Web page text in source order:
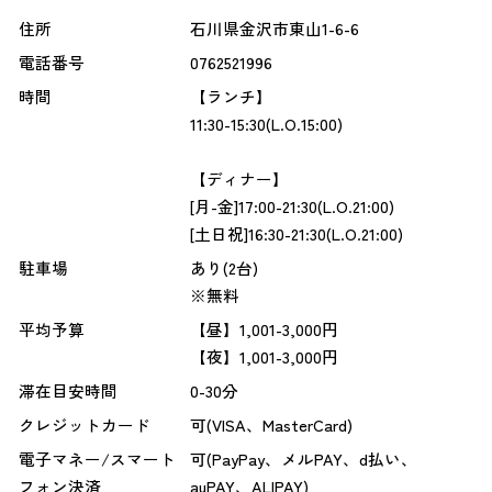
住所
石川県金沢市東山1-6-6
電話番号
0762521996
時間
【ランチ】
11:30-15:30(L.O.15:00)
【ディナー】
[月-金]17:00-21:30(L.O.21:00)
[土日祝]16:30-21:30(L.O.21:00)
駐車場
あり(2台)
※無料
平均予算
【昼】1,001-3,000円
【夜】1,001-3,000円
滞在目安時間
0-30分
クレジットカード
可(VISA、MasterCard)
電子マネー/スマート
フォン決済
可(PayPay、メルPAY、d払い、
auPAY、ALIPAY)